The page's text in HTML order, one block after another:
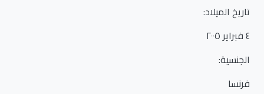
تاريخ الميلاد:
الجنسية:
فرنسا